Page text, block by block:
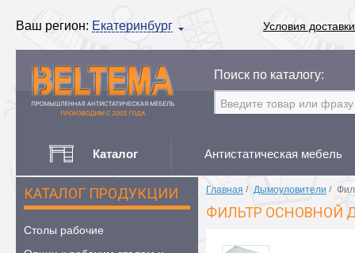
Ваш регион: Екатеринбург Условия доставки
Поиск по каталогу:
Каталог Антистатическая мебель
КАТАЛОГ ПРОДУКЦИИ
Столы рабочие
Главная / Дымоуловители /
ФИЛЬТР ОСНОВНОЙ